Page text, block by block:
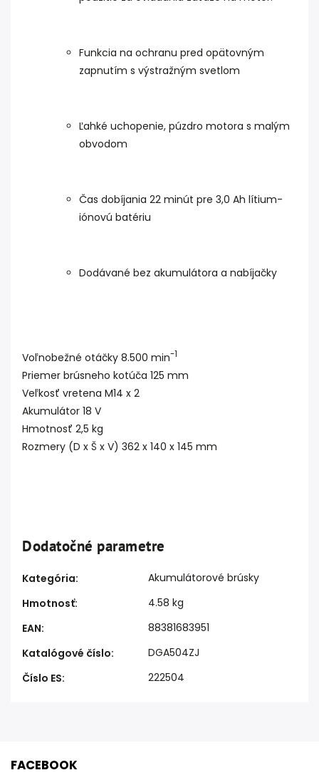
Funkcia na ochranu pred opätovným
zapnutím s výstražným svetlom
Ľahké uchopenie, púzdro motora s malým
obvodom
Čas dobíjania 22 minút pre 3,0 Ah lítium-
iónovú batériu
Dodávané bez akumulátora a nabíjačky
Voľnobežné otáčky 8.500 min-1
Priemer brúsneho kotúča 125 mm
Veľkosť vretena M14 x 2
Akumulátor 18 V
Hmotnosť 2,5 kg
Rozmery (D x Š x V) 362 x 140 x 145 mm
Dodatočné parametre
Kategória:
Akumulátorové brúsky
Hmotnosť:
4.58 kg
EAN:
88381683951
Katalógové číslo:
DGA504ZJ
Číslo ES: 222504
FACEBOOK